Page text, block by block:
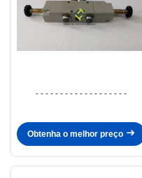
- - - - - - - - - - - - - - - - - - -
Obtenha o melhor preço